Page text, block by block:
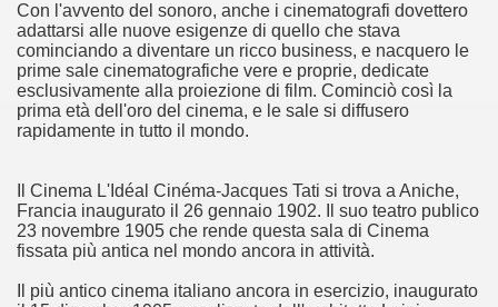
Con l'avvento del sonoro, anche i cinematografi dovettero
adattarsi alle nuove esigenze di quello che stava
cominciando a diventare un ricco business, e nacquero le
prime sale cinematografiche vere e proprie, dedicate
esclusivamente alla proiezione di film. Cominciò così la
prima età dell'oro del cinema, e le sale si diffusero
rapidamente in tutto il mondo.
Il Cinema L'Idéal Cinéma-Jacques Tati si trova a Aniche,
Francia inaugurato il 26 gennaio 1902. Il suo teatro publico
23 novembre 1905 che rende questa sala di Cinema
fissata più antica nel mondo ancora in attività.
Il più antico cinema italiano ancora in esercizio, inaugurato
Dark Secret – Rhapsody of Fire.
e suspense a cui fa da sfondo il retroscena della
e suspense a cui fa da sfondo il retroscena della